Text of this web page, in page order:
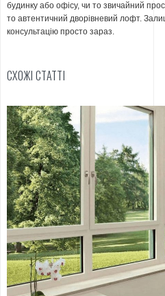
будинку або офісу, чи то звичайний
то автентичний дворівневий лофт.
консультацію просто зараз.
СХОЖІ СТАТТІ